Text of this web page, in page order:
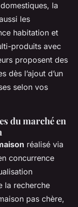
la
les
habitation et
produits avec
proposent des
dès l’ajout d’un
selon vos
du marché en
réalisé via
concurrence
la recherche
pas chère,